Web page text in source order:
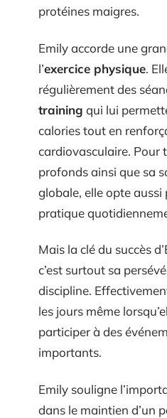
protéines maigres.
Emily accorde une
l’exercice physique.
régulièrement des
training qui lui
calories tout en
cardiovasculaire. Pour
profonds ainsi que sa
globale, elle opte aussi
pratique
Mais la clé du succès
c’est surtout sa
discipline.
les jours même
participer à des
importants.
Emily souligne
dans le maintien d’un